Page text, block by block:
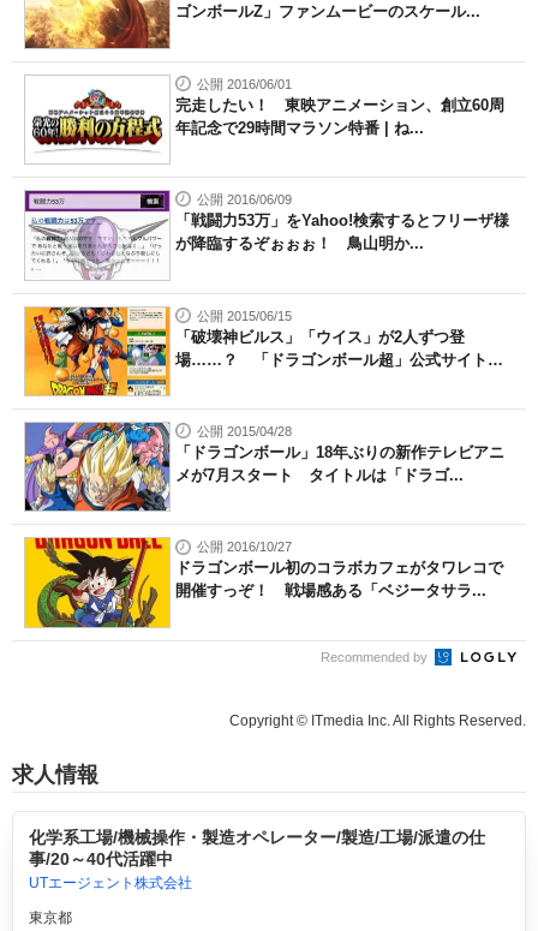
ゴンボールZ」ファンムービーのスケール...
公開 2016/06/01
完走したい！ 東映アニメーション、創立60周
年記念で29時間マラソン特番 | ね...
公開 2016/06/09
「戦闘力53万」をYahoo!検索するとフリーザ様
が降臨するぞぉぉぉ！ 鳥山明か...
公開 2015/06/15
「破壊神ビルス」「ウイス」が2人ずつ登
場……？ 「ドラゴンボール超」公式サイト
公開 2015/04/28
「ドラゴンボール」18年ぶりの新作テレビアニ
メが7月スタート タイトルは「ドラゴ...
公開 2016/10/27
ドラゴンボール初のコラボカフェがタワレコで
開催すっぞ！ 戦場感ある「ベジータサラ...
Recommended by
Copyright © ITmedia Inc. All Rights Reserved.
求人情報
化学系工場/機械操作・製造オペレーター/製造/工場/派遣の仕
事/20～40代活躍中
UTエージェント株式会社
東京都